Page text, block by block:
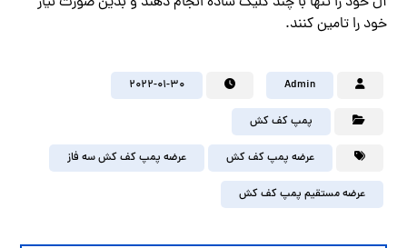
خود را تامین کنند.
Admin
2022-01-30
پمپ کف کش
عرضه پمپ کف کش عرضه پمپ کف کش سه فاز
عرضه مستقیم پمپ کف کش